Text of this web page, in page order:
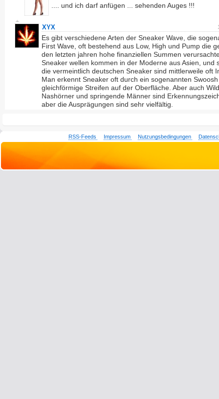
.... und ich darf anfügen ... sehenden Auges !!!
XYX
Es gibt verschiedene Arten der Sneaker Wave, die
First Wave, oft bestehend aus Low, High und Pump die
den letzten jahren hohe finanziellen Summen
Sneaker wellen kommen in der Moderne aus Asien, und
die vermeintlich deutschen Sneaker sind mittlerweile oft
Man erkennt Sneaker oft durch ein sogenannten
gleichförmige Streifen auf der Oberfläche. Aber auch
Nashörner und springende Männer sind
aber die Ausprägungen sind sehr vielfältig.
RSS-Feeds Impressum Nutzungsbedingungen